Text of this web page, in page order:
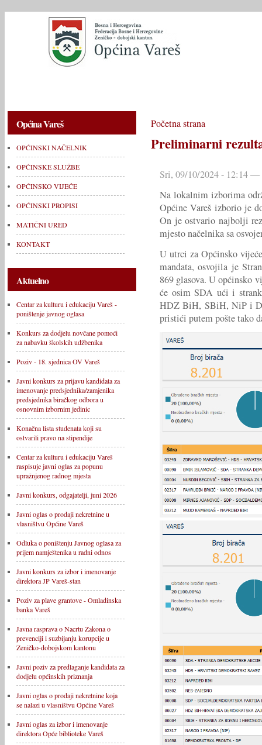
Općina Vareš
OPĆINSKI NAČELNIK
OPĆINSKE SLUŽBE
OPĆINSKO VIJEĆE
OPĆINSKI PROPISI
MATIČNI URED
KONTAKT
Aktuelno
Centar za kulturu i edukaciju Vareš -
poništenje javnog oglasa
Konkurs za dodjelu novčane pomoći
za nabavku školskih udžbenika
Poziv - 18. sjednica OV Vareš
Javni konkurs za prijavu kandidata za
imenovanje predsjednika/zamjenika
predsjednika biračkog odbora u
osnovnim izbornim jedinic
Konačna lista studenata koji su
ostvarili pravo na stipendije
Centar za kulturu i edukaciju Vareš
raspisuje javni oglas za popunu
upražnjenog radnog mjesta
Javni konkurs, odgajatelji, juni 2026
Javni oglas o prodaji nekretnine u
vlasništvu Općine Vareš
Odluka o poništenju Javnog oglasa za
prijem namještenika u radni odnos
Javni konkurs za izbor i imenovanje
direktora JP Vareš-stan
Poziv za plave grantove - Omladinska
banka Vareš
Javna rasprava o Nacrtu Zakona o
prevenciji i suzbijanju korupcije u
Zeničko-dobojskom kantonu
Javni poziv za predlaganje kandidata za
dodjelu općinskih priznanja
Javni oglas o prodaji nekretnine koja
se nalazi u vlasništvu Općine Vareš
Javni oglas za izbor i imenovanje
direktora Opće biblioteke Vareš
Početna strana
Preliminarni
Sri, 09/10/2024 - 12:14
Na lokalnim izborima
Općine Vareš izborio je
On je ostvario najbolji
mjesto načelnika sa
U utrci za Općinsko
mandata, osvojila je
869 glasova. U općinsko
će osim SDA ući i
HDZ BiH, SBiH, NiP i
pristići putem pošte tako